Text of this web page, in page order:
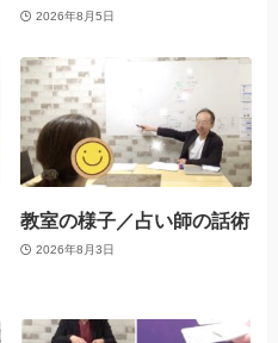
2026年8月5日
教室の様子／占い師の話術
2026年8月3日